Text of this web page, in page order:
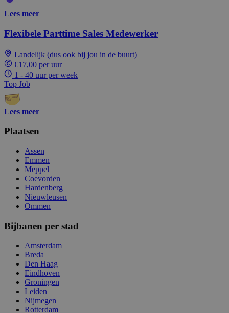
Lees meer
Flexibele Parttime Sales Medewerker
Landelijk (dus ook bij jou in de buurt)
€17,00 per uur
1 - 40 uur per week
Top Job
Lees meer
Plaatsen
Assen
Emmen
Meppel
Coevorden
Hardenberg
Nieuwleusen
Ommen
Bijbanen per stad
Amsterdam
Breda
Den Haag
Eindhoven
Groningen
Leiden
Nijmegen
Rotterdam